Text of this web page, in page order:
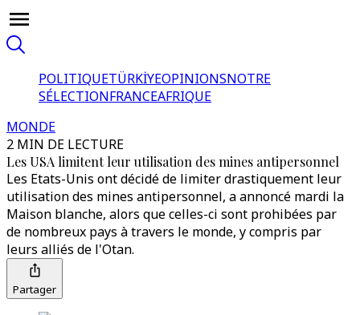
POLITIQUETÜRKİYEOPINIONSNOTRE
SÉLECTIONFRANCEAFRIQUE
MONDE
2 MIN DE LECTURE
Les USA limitent leur utilisation des mines antipersonnel
Les Etats-Unis ont décidé de limiter drastiquement leur
utilisation des mines antipersonnel, a annoncé mardi la
Maison blanche, alors que celles-ci sont prohibées par
de nombreux pays à travers le monde, y compris par
leurs alliés de l'Otan.
Partager